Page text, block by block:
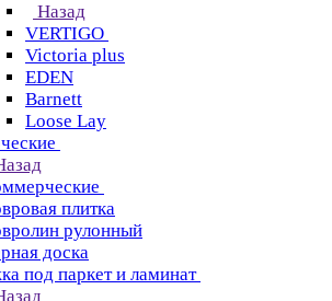
Назад
VERTIGO
Victoria plus
EDEN
Barnett
Loose Lay
плитка
рулонный
доска
под паркет и ламинат